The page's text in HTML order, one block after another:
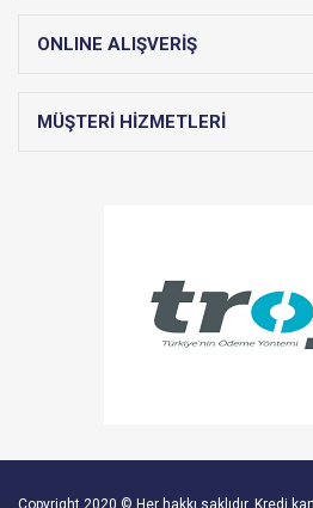
ONLINE ALIŞVERİŞ
MÜŞTERİ HİZMETLERİ
Copyright 2020 © Her hakkı saklıdır. Kredi